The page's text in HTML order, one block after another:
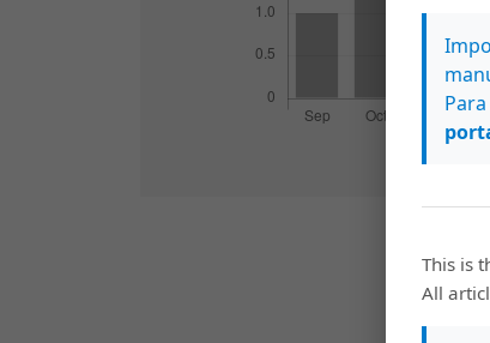
This is
All